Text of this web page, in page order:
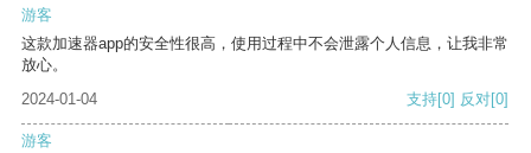
游客
这款加速器app的安全性很高，使用过程中不会泄露个人信息，让我非常
放心。
2024-01-04
支持[0] 反对[0]
游客